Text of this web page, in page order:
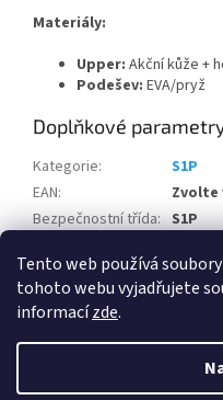
Tento web používá
tohoto webu vyjadřujete
informacízde.
Materiály:
Upper: Akční kůže +
Podešev: EVA/pryž
Doplňkové
Kategorie:
S1P
EAN:
Zvolte
Bezpečnostní třída: S1P